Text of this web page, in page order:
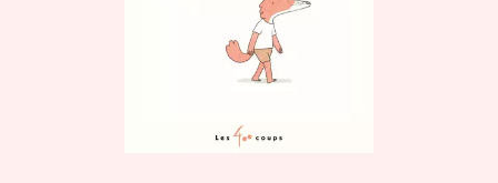
Tales and classics in french